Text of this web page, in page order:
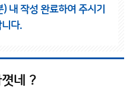
내 작성 완료하여 주시기
니다.
네 ?